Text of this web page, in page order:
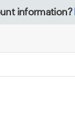
information?